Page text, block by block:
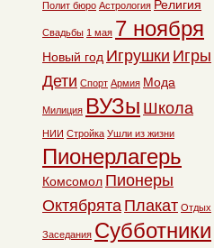
Полит бюро Астрология Религия
Свадьбы 1 мая 7 ноября
Новый год Игрушки Игры
Дети Спорт Армия Мода
Милиция ВУЗы Школа
НИИ Стройка Ушли из жизни
Пионерлагерь
Комсомол Пионеры
Октябрята Плакат Отдых
Заседания Субботники